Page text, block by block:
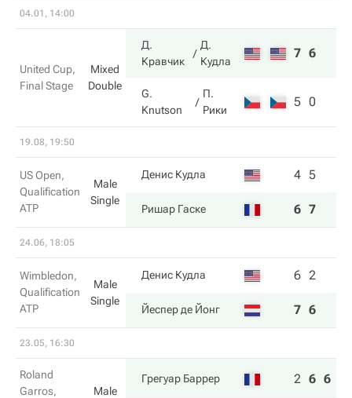
04.01, 14:00
United Cup,
Final Stage
Mixed
Double
Д.
Кравчик
Д.
Кудла
7 6
G.
Knutson
П.
Рики
5 0
19.08, 19:50
US Open,
Qualification
ATP
Male
Single
Денис Кудла 4 5
Ришар Гаске 6 7
24.06, 18:05
Wimbledon,
Qualification
ATP
Male
Single
Денис Кудла 6 2
Йеспер де Йонг 7 6
23.05, 16:30
Roland
Garros,
Male
Грегуар Баррер 2 6 6